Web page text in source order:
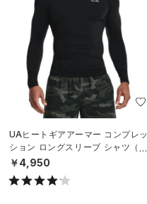
UAヒートギアアーマー コンプレッ
ション ロングスリーブ シャツ（ト
レーニング/MEN）
￥4,950